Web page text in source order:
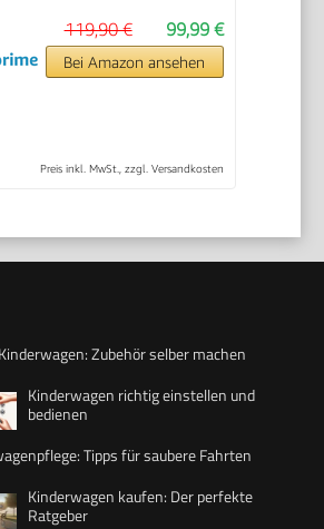
99,99 €
119,90 €
Bei Amazon ansehen
Preis inkl. MwSt., zzgl. Versandkosten
Zubehör selber machen
Kinderwagen richtig einstellen und
bedienen
Tipps für saubere Fahrten
Kinderwagen kaufen: Der perfekte
Ratgeber